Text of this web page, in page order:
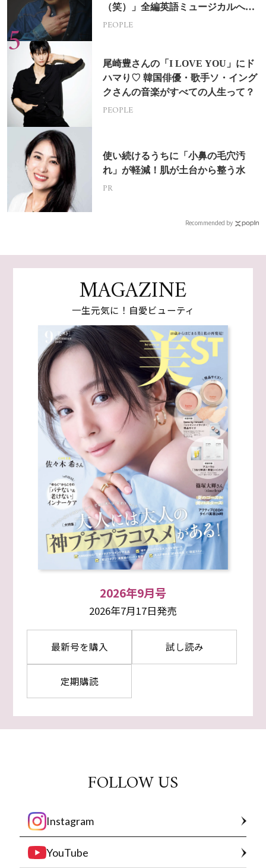
（笑）」全編英語ミュージカルへの
挑戦
PEOPLE
尾崎豊さんの「I LOVE YOU」にド
ハマり♡ 韓国俳優・歌手ソ・イング
クさんの音楽がすべての人生って？
PEOPLE
使い続けるうちに「小鼻の毛穴汚
れ」が軽減！肌が土台から整う水
PR
Recommended by
MAGAZINE
一生元気に！自愛ビューティ
2026年9月号
2026年7月17日発売
最新号を購入 試し読み
定期購読
FOLLOW US
Instagram
YouTube